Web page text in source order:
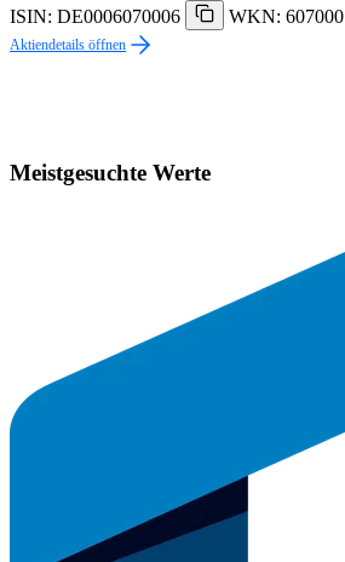
ISIN: DE0006070006
WKN: 607000
Aktiendetails öffnen
Meistgesuchte Werte